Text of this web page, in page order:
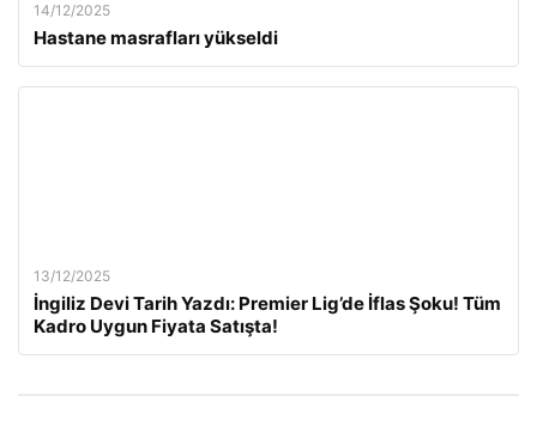
14/12/2025
Hastane masrafları yükseldi
13/12/2025
İngiliz Devi Tarih Yazdı: Premier Lig’de İflas Şoku! Tüm
Kadro Uygun Fiyata Satışta!